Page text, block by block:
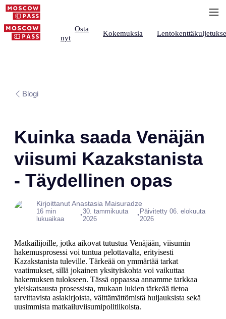
Osta
nyt
Kokemuksia
Blogi
Kuinka saada Venäjän
viisumi Kazakstanista
- Täydellinen opas
Kirjoittanut Anastasia Maisuradze
16 min
lukuaikaa
•30. tammikuuta
2026
• Päivitetty 06. elokuuta
2026
Matkailijoille, jotka aikovat tutustua Venäjään, viisumin
hakemusprosessi voi tuntua pelottavalta, erityisesti
Kazakstanista tuleville. Tärkeää on ymmärtää tarkat
vaatimukset, sillä jokainen yksityiskohta voi vaikuttaa
hakemuksen tulokseen. Tässä oppaassa annamme tarkkaa
yleiskatsausta prosessista, mukaan lukien tärkeää tietoa
tarvittavista asiakirjoista, välttämättömistä huijauksista sekä
uusimmista matkailuviisumipolitiikoista.